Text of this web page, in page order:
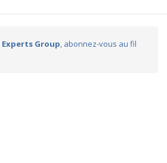
Experts Group, abonnez-vous au fil